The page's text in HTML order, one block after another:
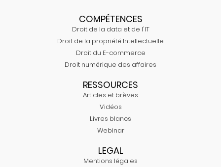
COMPÉTENCES
Droit de la data et de l'IT
Droit de la propriété Intellectuelle
Droit du E-commerce
Droit numérique des affaires
RESSOURCES
Articles et brèves
Vidéos
Livres blancs
Webinar
LEGAL
Mentions légales